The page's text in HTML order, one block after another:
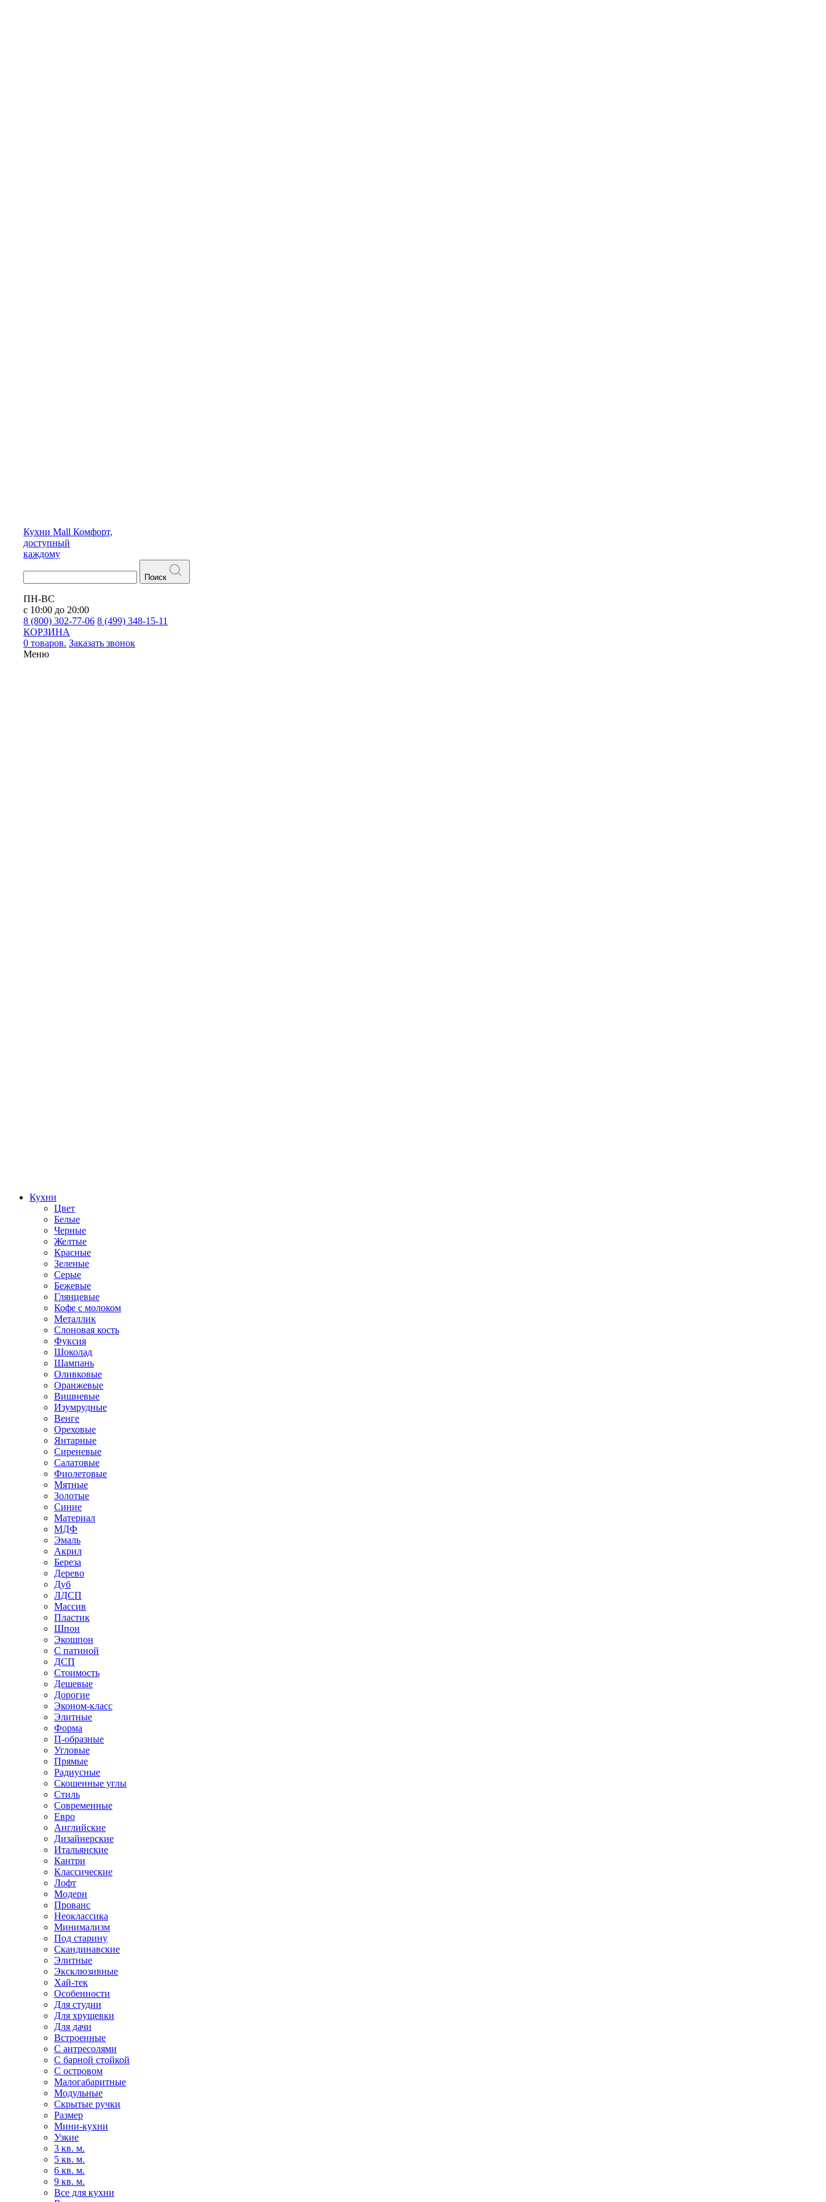
Кухни Mall Комфорт,
доступный
каждому
Поиск
ПН-ВС
с 10:00 до 20:00
8 (800) 302-77-06 8 (499) 348-15-11
КОРЗИНА
0 товаров. Заказать звонок
Меню
Кухни
Цвет
Белые
Черные
Желтые
Красные
Зеленые
Серые
Бежевые
Глянцевые
Кофе с молоком
Металлик
Слоновая кость
Фуксия
Шоколад
Шампань
Оливковые
Оранжевые
Вишневые
Изумрудные
Венге
Ореховые
Янтарные
Сиреневые
Салатовые
Фиолетовые
Мятные
Золотые
Синие
Материал
МДФ
Эмаль
Акрил
Береза
Дерево
Дуб
ЛДСП
Массив
Пластик
Шпон
Экошпон
С патиной
ДСП
Стоимость
Дешевые
Дорогие
Эконом-класс
Элитные
Форма
П-образные
Угловые
Прямые
Радиусные
Скошенные углы
Стиль
Современные
Евро
Английские
Дизайнерские
Итальянские
Кантри
Классические
Лофт
Модерн
Прованс
Неоклассика
Минимализм
Под старину
Скандинавские
Элитные
Эксклюзивные
Хай-тек
Особенности
Для студии
Для хрущевки
Для дачи
Встроенные
С антресолями
С барной стойкой
С островом
Малогабаритные
Модульные
Скрытые ручки
Размер
Мини-кухни
Узкие
3 кв. м.
5 кв. м.
6 кв. м.
9 кв. м.
Все для кухни